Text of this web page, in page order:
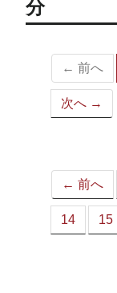
分
← 前へ
次へ →
← 前へ
14 15